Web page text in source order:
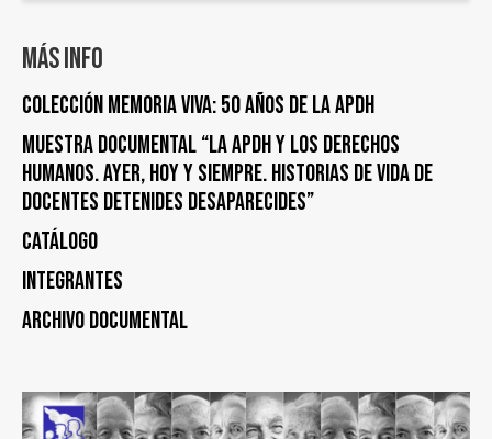
Más info
Colección Memoria Viva: 50 años de la APDH
Muestra documental “La APDH y los Derechos
Humanos. Ayer, hoy y siempre. Historias de Vida de
Docentes Detenides Desaparecides”
Catálogo
Integrantes
Archivo Documental